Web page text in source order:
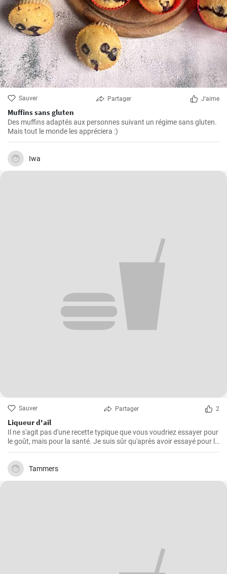
Sauver Partager J'aime
Muffins sans gluten
Des muffins adaptés aux personnes suivant un régime sans gluten.
Mais tout le monde les appréciera :)
Iwa
Sauver Partager 2
Liqueur d'ail
Il ne s'agit pas d'une recette typique que vous voudriez essayer pour
le goût, mais pour la santé. Je suis sûr qu'après avoir essayé pour la
première fois cette teinture magique, puissante et saine à la fois,
vous voudrez toujours en faire des réserves à la maison.
Tammers